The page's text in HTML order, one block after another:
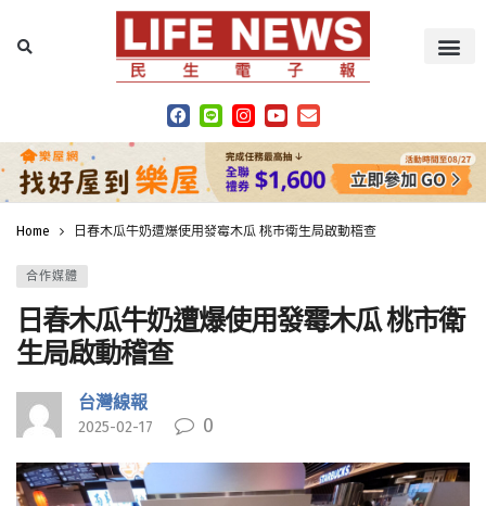
Home 日春木瓜牛奶遭爆使用發霉木瓜 桃市衛生局啟動稽查
合作媒體
日春木瓜牛奶遭爆使用發霉木瓜 桃市衛
生局啟動稽查
台灣線報
2025-02-17 0